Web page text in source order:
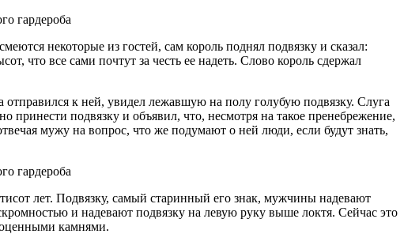
некоторые из гостей, сам король поднял подвязку и сказал:
что все сами почтут за честь ее надеть. Слово король сдержал
к ней, увидел лежавшую на полу голубую подвязку. Слуга
подвязку и объявил, что, несмотря на такое пренебрежение,
мужу на вопрос, что же подумают о ней люди, если будут знать,
лет. Подвязку, самый старинный его знак, мужчины надевают
и надевают подвязку на левую руку выше локтя. Сейчас это
камнями.